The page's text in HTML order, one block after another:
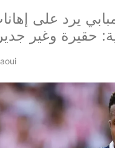
يرد على
حقيرة وغير